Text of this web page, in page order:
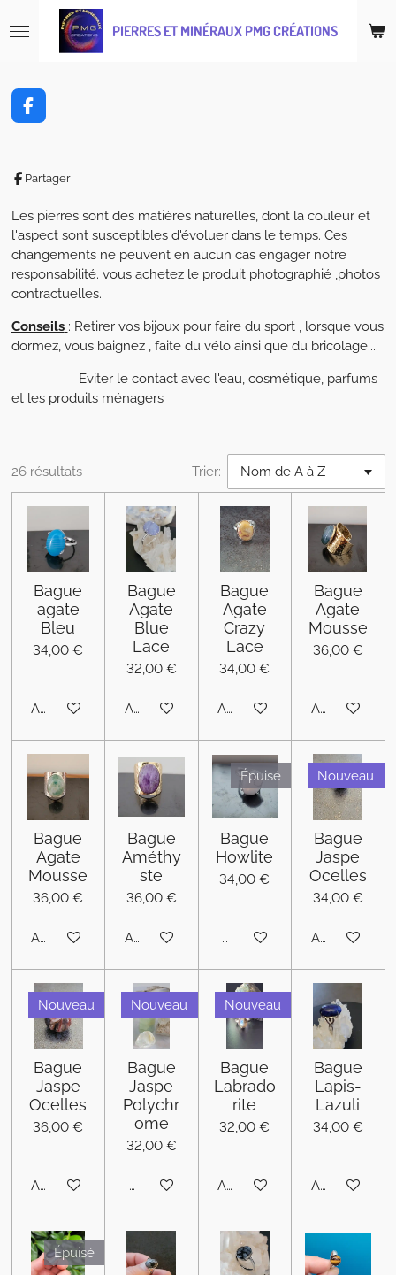
au
PIERRES ET MINÉRAUX PMG CRÉATIONS
F
a
b
k
Partager
Les pierres sont des matières naturelles, dont la couleur et
l'aspect sont susceptibles d'évoluer dans le temps. Ces
changements ne peuvent en aucun cas engager notre
responsabilité. vous achetez le produit photographié ,photos
contractuelles.
Conseils : Retirer vos bijoux pour faire du sport , lorsque vous
dormez, vous baignez , faite du vélo ainsi que du bricolage....
Eviter le contact avec l'eau, cosmétique, parfums
et les produits ménagers
26 résultats Trier:
Bague
agate
Bleu
34,00 €
Ajouter au panier
Bague
Agate
Blue
Lace
32,00 €
Ajouter au panier
Bague
Agate
Crazy
Lace
34,00 €
Ajouter au panier
Bague
Agate
Mousse
36,00 €
Ajouter au
Bague
Agate
Mousse
36,00 €
Ajouter au panier
Bague
Améthy
ste
36,00 €
Ajouter au panier
Épuisé
Bague
Howlite
34,00 €
M'avertir si disponible
Nouveau
Bague
Jaspe
Ocelles
34,00 €
Ajouter au
Nouveau
Bague
Jaspe
Ocelles
36,00 €
Ajouter au panier
Nouveau
Bague
Jaspe
Polychr
ome
32,00 €
M'avertir si disponible
Nouveau
Bague
Labrado
rite
32,00 €
Ajouter au panier
Bague
Lapis-
Lazuli
34,00 €
Ajouter au
Épuisé